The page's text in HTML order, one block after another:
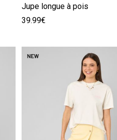
Jupe longue à pois
39.99€